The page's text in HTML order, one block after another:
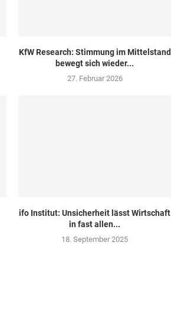
KfW Research: Stimmung im Mittelstand
bewegt sich wieder...
27. Februar 2026
ifo Institut: Unsicherheit lässt Wirtschaft
in fast allen...
18. September 2025